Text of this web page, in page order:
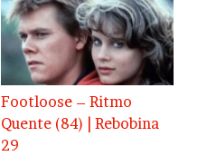
Footloose – Ritmo
Quente (84) | Rebobina
29